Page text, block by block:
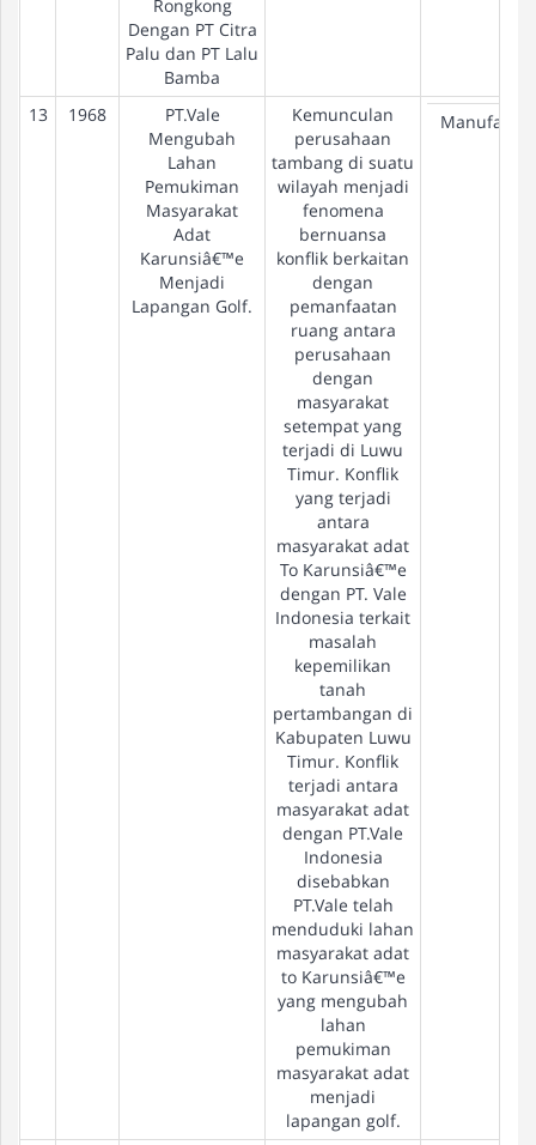
Rongkong
Dengan PT Citra
Palu dan PT Lalu
Bamba
13
1968
PT.Vale
Mengubah
Lahan
Pemukiman
Masyarakat
Adat
Karunsiâ€™e
Menjadi
Lapangan Golf.
Kemunculan
perusahaan
tambang di suatu
wilayah menjadi
fenomena
bernuansa
konflik berkaitan
dengan
pemanfaatan
ruang antara
perusahaan
dengan
masyarakat
setempat yang
terjadi di Luwu
Timur. Konflik
yang terjadi
antara
masyarakat adat
To Karunsiâ€™e
dengan PT. Vale
Indonesia terkait
masalah
kepemilikan
tanah
pertambangan di
Kabupaten Luwu
Timur. Konflik
terjadi antara
masyarakat adat
dengan PT.Vale
Indonesia
disebabkan
PT.Vale telah
menduduki lahan
masyarakat adat
to Karunsiâ€™e
yang mengubah
lahan
pemukiman
masyarakat adat
menjadi
lapangan golf.